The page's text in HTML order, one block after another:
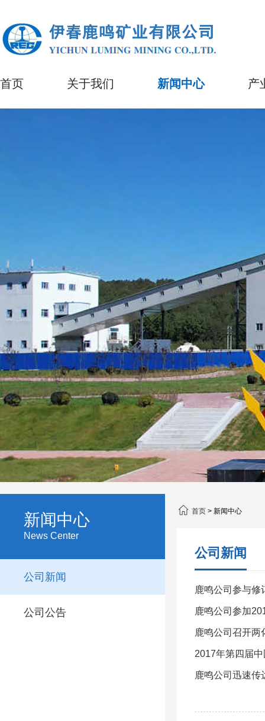
首页 关于我们 新闻中心 产
新闻中心
News Center
公司新闻
公司公告
首页 >新闻中心
公司新闻
鹿鸣公司参与修
鹿鸣公司参加
鹿鸣公司召开两
2017年第四届
鹿鸣公司迅速传